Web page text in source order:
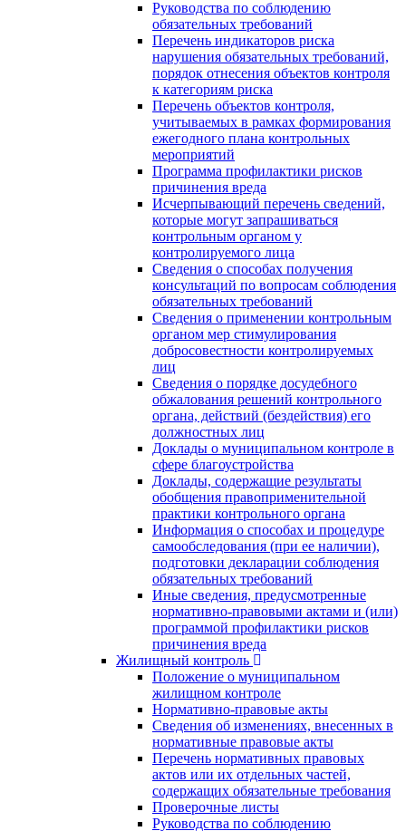
Руководства по соблюдению
обязательных требований
Перечень индикаторов риска
нарушения обязательных требований,
порядок отнесения объектов контроля
к категориям риска
Перечень объектов контроля,
учитываемых в рамках формирования
ежегодного плана контрольных
мероприятий
Программа профилактики рисков
причинения вреда
Исчерпывающий перечень сведений,
которые могут запрашиваться
контрольным органом у
контролируемого лица
Сведения о способах получения
консультаций по вопросам соблюдения
обязательных требований
Сведения о применении контрольным
органом мер стимулирования
добросовестности контролируемых
лиц
Сведения о порядке досудебного
обжалования решений контрольного
органа, действий (бездействия) его
должностных лиц
Доклады о муниципальном контроле в
сфере благоустройства
Доклады, содержащие результаты
обобщения правоприменительной
практики контрольного органа
Информация о способах и процедуре
самообследования (при ее наличии),
подготовки декларации соблюдения
обязательных требований
Иные сведения, предусмотренные
нормативно-правовыми актами и (или)
программой профилактики рисков
причинения вреда
Жилищный контроль
Положение о муниципальном
жилищном контроле
Нормативно-правовые акты
Сведения об изменениях, внесенных в
нормативные правовые акты
Перечень нормативных правовых
актов или их отдельных частей,
содержащих обязательные требования
Проверочные листы
Руководства по соблюдению